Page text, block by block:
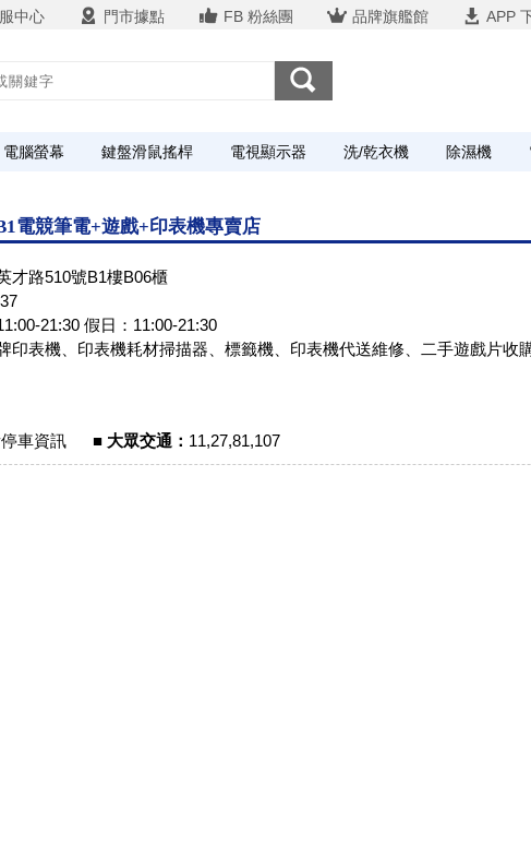
中心 門市據點 FB 粉絲團 品牌旗艦館 APP
電腦螢幕 鍵盤滑鼠搖桿 電視顯示器 洗/乾衣機 除濕機
電競筆電+遊戲+印表機專賣店
才路510號B1樓B06櫃
21:30 假日：11:00-21:30
印表機、印表機耗材掃描器、標籤機、印表機代送維修、二手遊戲片收
車資訊 ■ 大眾交通： 11,27,81,107